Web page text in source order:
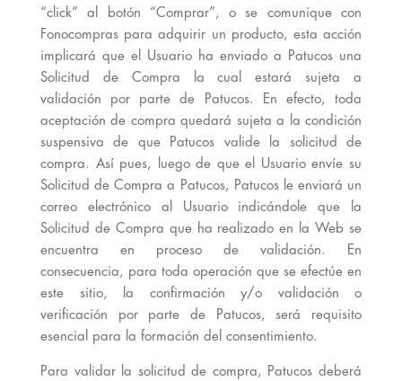
“click” al botón “Comprar”, o se comunique con
Fonocompras para adquirir un producto, esta acción
implicará que el Usuario ha enviado a Patucos una
Solicitud de Compra la cual estará sujeta a
validación por parte de Patucos. En efecto, toda
aceptación de compra quedará sujeta a la condición
suspensiva de que Patucos valide la solicitud de
compra. Así pues, luego de que el Usuario envíe su
Solicitud de Compra a Patucos, Patucos le enviará un
correo electrónico al Usuario indicándole que la
Solicitud de Compra que ha realizado en la Web se
encuentra en proceso de validación. En
consecuencia, para toda operación que se efectúe en
este sitio, la confirmación y/o validación o
verificación por parte de Patucos, será requisito
esencial para la formación del consentimiento.
Para validar la solicitud de compra, Patucos deberá